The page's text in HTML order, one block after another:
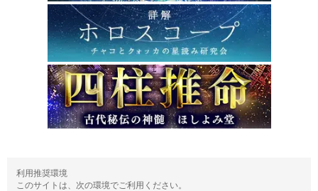
利用推奨環境
このサイトは、次の環境でご利用ください。